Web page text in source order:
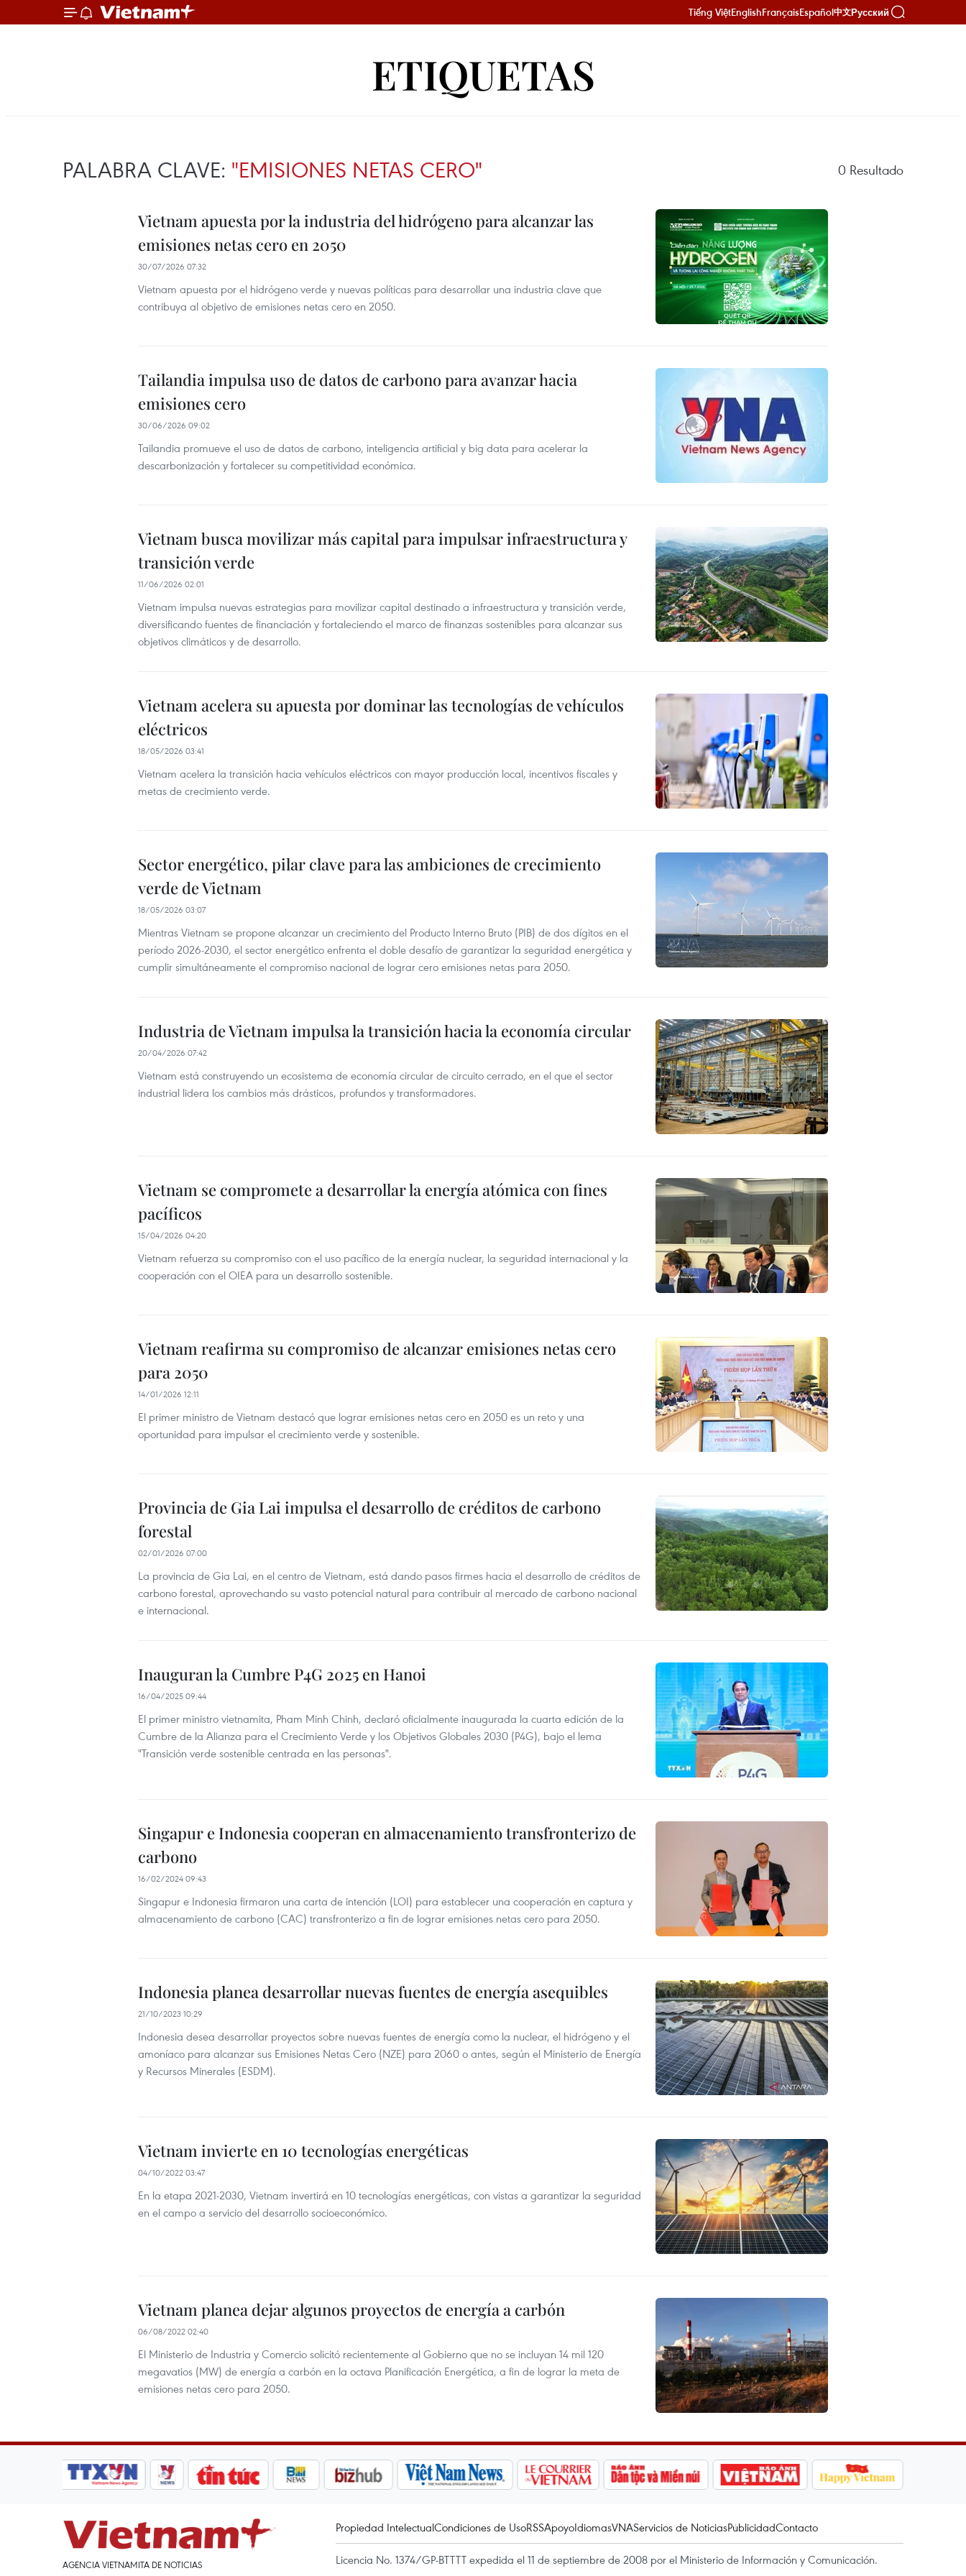
Tiếng ViệtEnglishFrançaisEspañol中文Русский
ETIQUETAS
PALABRA CLAVE: "EMISIONES NETAS CERO" 0 Resultado
Vietnam apuesta por la industria del hidrógeno para alcanzar las
emisiones netas cero en 2050
30/07/2026 07:32
Vietnam apuesta por el hidrógeno verde y nuevas políticas para desarrollar una industria clave que
contribuya al objetivo de emisiones netas cero en 2050.
Tailandia impulsa uso de datos de carbono para avanzar hacia
emisiones cero
30/06/2026 09:02
Tailandia promueve el uso de datos de carbono, inteligencia artificial y big data para acelerar la
descarbonización y fortalecer su competitividad económica.
Vietnam busca movilizar más capital para impulsar infraestructura y
transición verde
11/06/2026 02:01
Vietnam impulsa nuevas estrategias para movilizar capital destinado a infraestructura y transición verde,
diversificando fuentes de financiación y fortaleciendo el marco de finanzas sostenibles para alcanzar sus
objetivos climáticos y de desarrollo.
Vietnam acelera su apuesta por dominar las tecnologías de vehículos
eléctricos
18/05/2026 03:41
Vietnam acelera la transición hacia vehículos eléctricos con mayor producción local, incentivos fiscales y
metas de crecimiento verde.
Sector energético, pilar clave para las ambiciones de crecimiento
verde de Vietnam
18/05/2026 03:07
Mientras Vietnam se propone alcanzar un crecimiento del Producto Interno Bruto (PIB) de dos dígitos en el
período 2026-2030, el sector energético enfrenta el doble desafío de garantizar la seguridad energética y
cumplir simultáneamente el compromiso nacional de lograr cero emisiones netas para 2050.
Industria de Vietnam impulsa la transición hacia la economía circular
20/04/2026 07:42
Vietnam está construyendo un ecosistema de economía circular de circuito cerrado, en el que el sector
industrial lidera los cambios más drásticos, profundos y transformadores.
Vietnam se compromete a desarrollar la energía atómica con fines
pacíficos
15/04/2026 04:20
Vietnam refuerza su compromiso con el uso pacífico de la energía nuclear, la seguridad internacional y la
cooperación con el OIEA para un desarrollo sostenible.
Vietnam reafirma su compromiso de alcanzar emisiones netas cero
para 2050
14/01/2026 12:11
El primer ministro de Vietnam destacó que lograr emisiones netas cero en 2050 es un reto y una
oportunidad para impulsar el crecimiento verde y sostenible.
Provincia de Gia Lai impulsa el desarrollo de créditos de carbono
forestal
02/01/2026 07:00
La provincia de Gia Lai, en el centro de Vietnam, está dando pasos firmes hacia el desarrollo de créditos de
carbono forestal, aprovechando su vasto potencial natural para contribuir al mercado de carbono nacional
e internacional.
Inauguran la Cumbre P4G 2025 en Hanoi
16/04/2025 09:44
El primer ministro vietnamita, Pham Minh Chinh, declaró oficialmente inaugurada la cuarta edición de la
Cumbre de la Alianza para el Crecimiento Verde y los Objetivos Globales 2030 (P4G), bajo el lema
"Transición verde sostenible centrada en las personas".
Singapur e Indonesia cooperan en almacenamiento transfronterizo de
carbono
16/02/2024 09:43
Singapur e Indonesia firmaron una carta de intención (LOI) para establecer una cooperación en captura y
almacenamiento de carbono (CAC) transfronterizo a fin de lograr emisiones netas cero para 2050.
Indonesia planea desarrollar nuevas fuentes de energía asequibles
21/10/2023 10:29
Indonesia desea desarrollar proyectos sobre nuevas fuentes de energía como la nuclear, el hidrógeno y el
amoníaco para alcanzar sus Emisiones Netas Cero (NZE) para 2060 o antes, según el Ministerio de Energía
y Recursos Minerales (ESDM).
Vietnam invierte en 10 tecnologías energéticas
04/10/2022 03:47
En la etapa 2021-2030, Vietnam invertirá en 10 tecnologías energéticas, con vistas a garantizar la seguridad
en el campo a servicio del desarrollo socioeconómico.
Vietnam planea dejar algunos proyectos de energía a carbón
06/08/2022 02:40
El Ministerio de Industria y Comercio solicitó recientemente al Gobierno que no se incluyan 14 mil 120
megavatios (MW) de energía a carbón en la octava Planificación Energética, a fin de lograr la meta de
emisiones netas cero para 2050.
AGENCIA VIETNAMITA DE NOTICIAS
Propiedad IntelectualCondiciones de UsoRSSApoyoIdiomasVNAServicios de NoticiasPublicidadContacto
Licencia No. 1374/GP-BTTTT expedida el 11 de septiembre de 2008 por el Ministerio de Información y Comunicación.